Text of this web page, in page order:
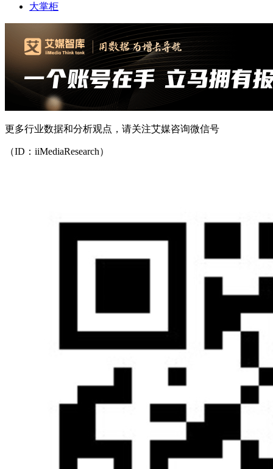
大掌柜
更多行业数据和分析观点，请关注艾媒咨询微信号
（ID：iiMediaResearch）